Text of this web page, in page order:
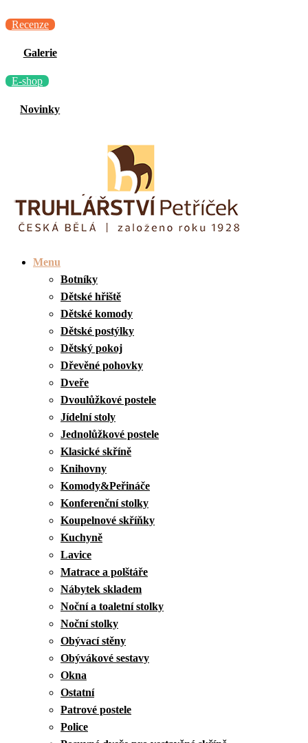
Recenze
Galerie
E-shop
Novinky
Menu
Botníky
Dětské hřiště
Dětské komody
Dětské postýlky
Dětský pokoj
Dřevěné pohovky
Dveře
Dvoulůžkové postele
Jídelní stoly
Jednolůžkové postele
Klasické skříně
Knihovny
Komody&Peřináče
Konferenční stolky
Koupelnové skříňky
Kuchyně
Lavice
Matrace a polštáře
Nábytek skladem
Noční a toaletní stolky
Noční stolky
Obývací stěny
Obývákové sestavy
Okna
Ostatní
Patrové postele
Police